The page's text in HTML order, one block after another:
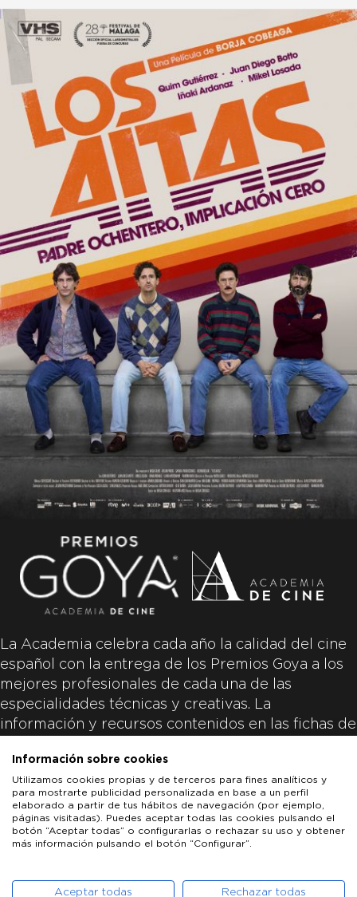
La Academia celebra cada año la calidad del cine
español con la entrega de los Premios Goya a los
mejores profesionales de cada una de las
especialidades técnicas y creativas. La
información y recursos contenidos en las fichas de
productoras de las películas y responsabilidad
única y exclusiva de las mismas.
ACADEMIA DE CINE
PATROCINADORES PRENSA CONTACTO
Información sobre cookies
Utilizamos cookies propias y de terceros para fines analíticos y
para mostrarte publicidad personalizada en base a un perfil
elaborado a partir de tus hábitos de navegación (por ejemplo,
páginas visitadas). Puedes aceptar todas las cookies pulsando el
botón “Aceptar todas” o configurarlas o rechazar su uso y obtener
más información pulsando el botón “Configurar”.
Aceptar todas Rechazar todas